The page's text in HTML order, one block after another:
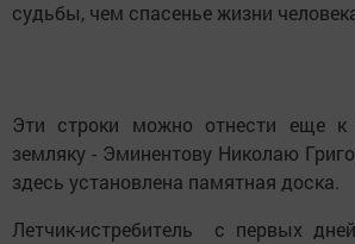
судьбы, чем спасенье жизни
Эти строки можно отнести еще
земляку - Эминентову Николаю
здесь установлена памятная доска.
Летчик-истребитель с первых